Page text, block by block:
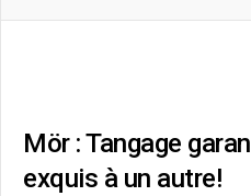
Mör : Tangage
exquis à un autre!